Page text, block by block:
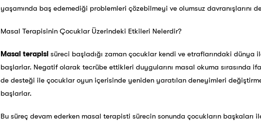
yaşamında baş edemediği problemleri çözebilmeyi ve olumsuz davranışlarını
Masal Terapisinin Çocuklar Üzerindeki Etkileri Nelerdir?
Masal terapisi süreci başladığı zaman çocuklar kendi ve etraflarındaki dünya
başlarlar. Negatif olarak tecrübe ettikleri duygularını masal okuma sırasında
de desteği ile çocuklar oyun içerisinde yeniden yaratılan deneyimleri değiştirme
başlarlar.
Bu süreç devam ederken masal terapisti sürecin sonunda çocukların başkaları